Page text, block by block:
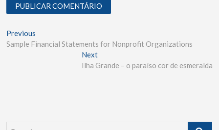
Previous
Sample Financial Statements for Nonprofit Organizations
Next
Ilha Grande – o paraíso cor de esmeralda